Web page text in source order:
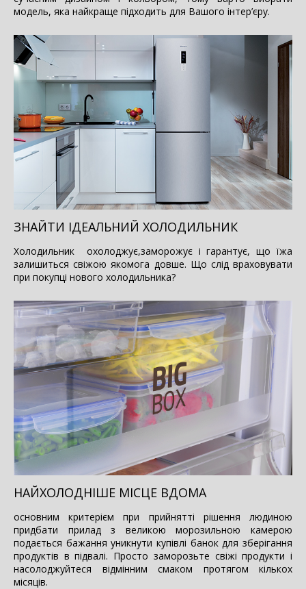
модель, яка найкраще підходить для Вашого інтер’єру.
ЗНАЙТИ ІДЕАЛЬНИЙ ХОЛОДИЛЬНИК
Холодильник охолоджує,заморожує і гарантує, що їжа
залишиться свіжою якомога довше. Що слід враховувати
при покупці нового холодильника?
НАЙХОЛОДНІШЕ МІСЦЕ ВДОМА
основним критерієм при прийнятті рішення людиною
придбати прилад з великою морозильною камерою
подається бажання уникнути купівлі банок для зберігання
продуктів в підвалі. Просто заморозьте свіжі продукти і
насолоджуйтеся відмінним смаком протягом кількох
місяців.